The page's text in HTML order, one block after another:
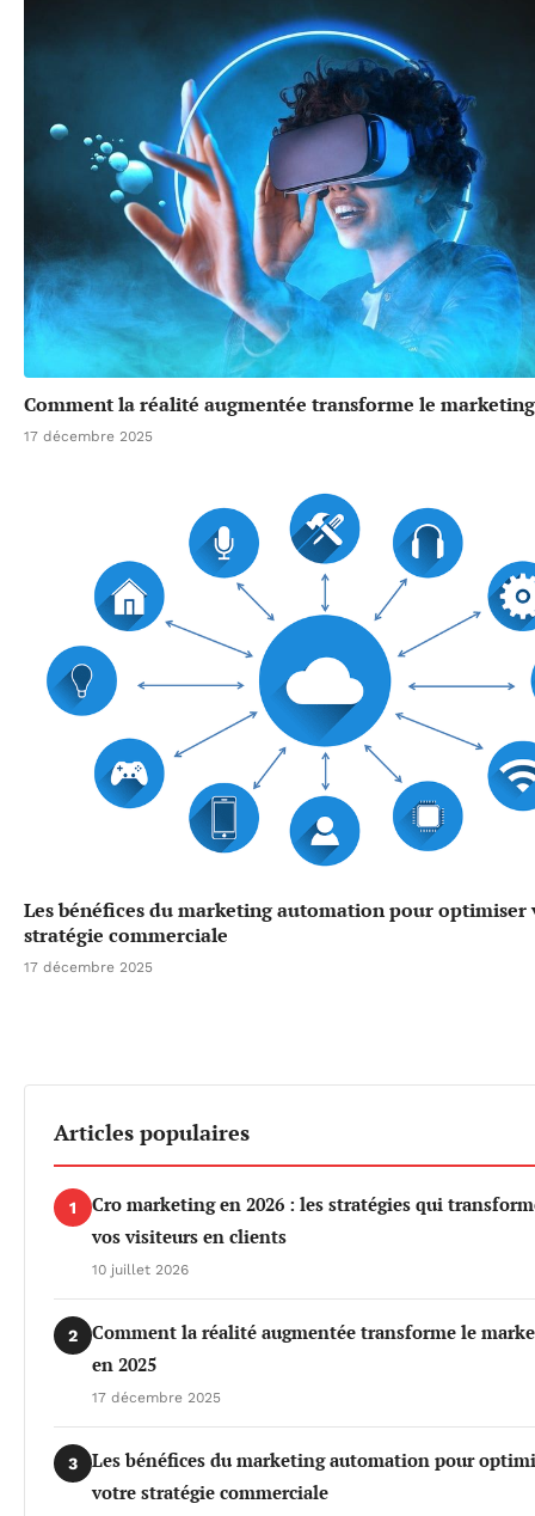
Comment la réalité augmentée transforme le
17 décembre 2025
Les bénéfices du marketing automation pour optimiser
stratégie commerciale
17 décembre 2025
Articles populaires
1
Cro marketing en 2026 : les stratégies qui
vos visiteurs en clients
10 juillet 2026
2
Comment la réalité augmentée transforme le
en 2025
17 décembre 2025
3
Les bénéfices du marketing automation pour
votre stratégie commerciale